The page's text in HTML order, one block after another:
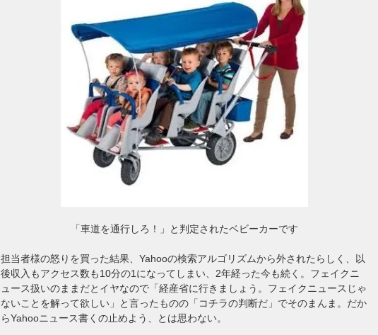
「車道を通行しろ！」と判定されたベビーカーです
担当者様の怒りを買った結果、Yahooの検索アルゴリズムから外されたらしく、以
後収入もアクセス数も10分の1になってしまい、2年経った今も続く。フェイクニ
ュース扱いのままだとイヤなので「経産省に行きましょう。フェイクニュースじゃ
ないことを解って欲しい」と言ったものの「コチラの判断だ」でそのまんま。だか
らYahooニュース書くの止めよう、とは思わない。